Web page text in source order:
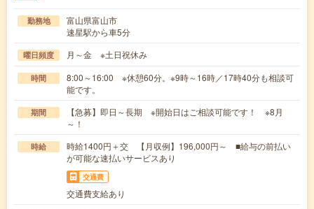
勤務地
富山県富山市
速星駅から車5分
曜日頻度 月～金 ※土日祝休み
時間
8:00～16:00 ※休憩60分。※9時～16時／17時40分も相談可
能です。
期間
【急募】即日～長期 ※開始日はご相談可能です！ ※8月
～！
時給
時給1400円＋交 【月収例】196,000円～ ■給与の前払い
が可能な速払いサービスあり
交通費
交通費支給あり